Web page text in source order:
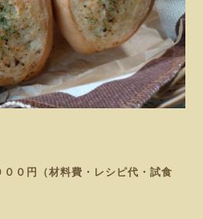
０円（材料費・レシピ代・試食